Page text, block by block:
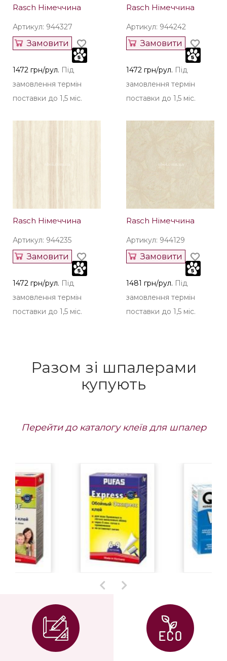
Rasch Німеччина
Артикул: 944327
Замовити
1472 грн/рул. Під
замовлення термін
поставки до 1,5 міс.
Rasch Німеччина
Артикул: 944242
Замовити
1472 грн/рул. Під
замовлення термін
поставки до 1,5 міс.
Rasch Німеччина
Артикул: 944235
Замовити
1472 грн/рул. Під
замовлення термін
поставки до 1,5 міс.
Rasch Німеччина
Артикул: 944129
Замовити
1481 грн/рул. Під
замовлення термін
поставки до 1,5 міс.
Разом зі шпалерами
купують
Перейти до каталогу клеїв для шпалер